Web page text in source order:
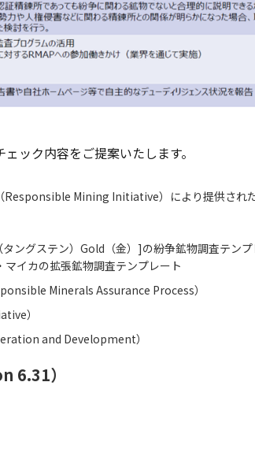
ック内容をご提案いたします。
Responsible Mining Initiative）により提供された
ステン）Gold（金）]の紛争鉱物調査テンプ
イカの拡張鉱物調査テンプレート
Minerals Assurance Process）
）
and Development）
6.31）